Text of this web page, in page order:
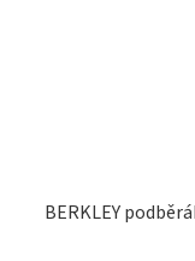
BERKLEY